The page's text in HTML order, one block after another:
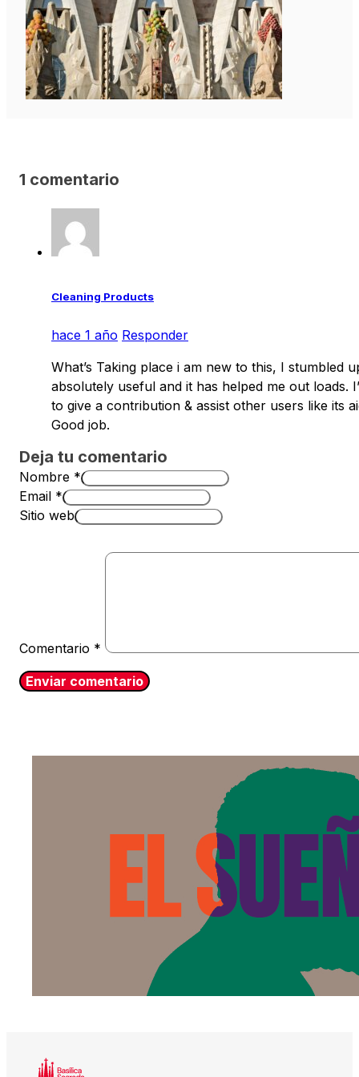
1 comentario
Cleaning Products
hace 1 año Responder
What’s Taking place i am new to this, I stumbled
absolutely useful and it has helped me out loads.
to give a contribution & assist other users like its
Good job.
Deja tu comentario
Nombre *
Email *
Sitio web
Comentario *